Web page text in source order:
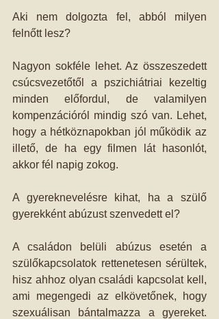
Aki nem dolgozta fel, abból milyen
felnőtt lesz?
Nagyon sokféle lehet. Az összeszedett
csúcsvezetőtől a pszichiátriai kezeltig
minden előfordul, de valamilyen
kompenzációról mindig szó van. Lehet,
hogy a hétköznapokban jól működik az
illető, de ha egy filmen lát hasonlót,
akkor fél napig zokog.
A gyereknevelésre kihat, ha a szülő
gyerekként abúzust szenvedett el?
A családon belüli abúzus esetén a
szülőkapcsolatok rettenetesen sérültek,
hisz ahhoz olyan családi kapcsolat kell,
ami megengedi az elkövetőnek, hogy
szexuálisan bántalmazza a gyereket.